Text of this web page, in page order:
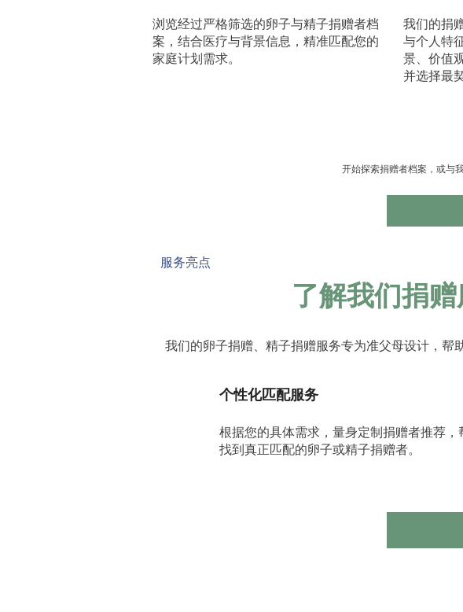
浏览经过严格筛选的卵子与精子捐赠者档
案，结合医疗与背景信息，精准匹配您的
家庭计划需求。
我们的捐
与个人特
景、价值
并选择最
开始探索捐赠者档案，或与
服务亮点
了解我们捐
我们的卵子捐赠、精子捐赠服务专为准父母设计，帮
个性化匹配服务
根据您的具体需求，量身定制捐赠者推荐，
找到真正匹配的卵子或精子捐赠者。